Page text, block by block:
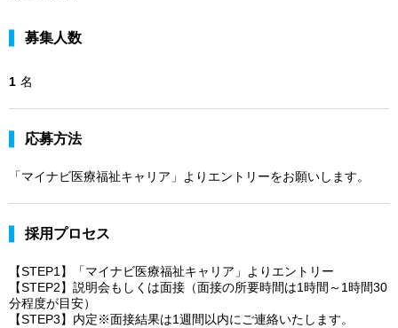
募集人数
1 名
応募方法
「マイナビ医療福祉キャリア」よりエントリーをお願いします。
採用プロセス
【STEP1】「マイナビ医療福祉キャリア」よりエントリー
【STEP2】説明会もしくは面接（面接の所要時間は1時間～1時間30
分程度が目安）
【STEP3】内定※面接結果は1週間以内にご連絡いたします。